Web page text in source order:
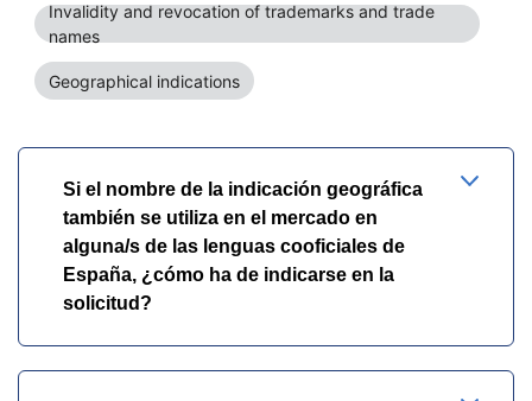
Invalidity and revocation of trademarks and trade
names
Geographical indications
Si el nombre de la indicación geográfica
también se utiliza en el mercado en
alguna/s de las lenguas cooficiales de
España, ¿cómo ha de indicarse en la
solicitud?